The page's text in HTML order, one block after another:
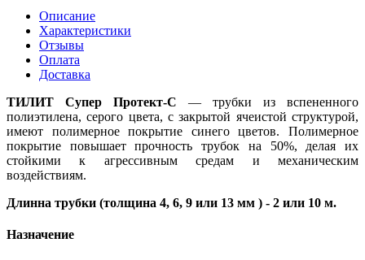
Описание
Характеристики
Отзывы
Оплата
Доставка
ТИЛИТ Супер Протект-C — трубки из вспененного
полиэтилена, серого цвета, с закрытой ячеистой структурой,
имеют полимерное покрытие синего цветов. Полимерное
покрытие повышает прочность трубок на 50%, делая их
стойкими к агрессивным средам и механическим
воздействиям.
Длинна трубки (толщина 4, 6, 9 или 13 мм ) - 2 или 10 м.
Назначение